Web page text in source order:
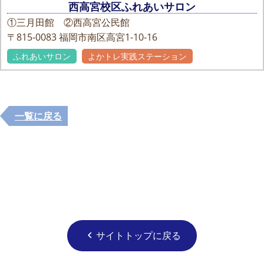
西高宮校区ふれあいサロン
①三月田館 ②西高宮公民館
〒815-0083福岡市南区高宮1-10-16
ふれあいサロン よかトレ実践ステーション
一覧に戻る
chevron_left サイトトップに戻る